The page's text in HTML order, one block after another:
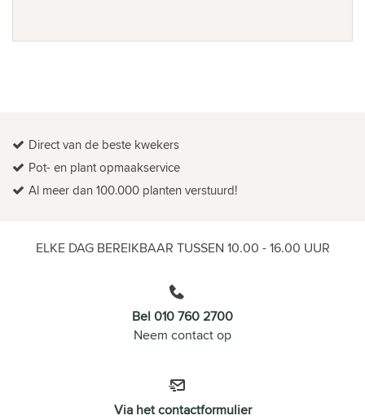
Direct van de beste kwekers
Pot- en plant opmaakservice
Al meer dan 100.000 planten verstuurd!
ELKE DAG BEREIKBAAR TUSSEN 10.00 - 16.00 UUR
Bel 010 760 2700
Neem contact op
Via het contactformulier